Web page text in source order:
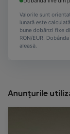
Valorile sunt
lunară este
bune dobânzi fixe
RON/EUR.
aleasă.
Anunțurile